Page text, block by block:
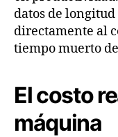
datos de
directamente al
tiempo muerto
El costo
máquina